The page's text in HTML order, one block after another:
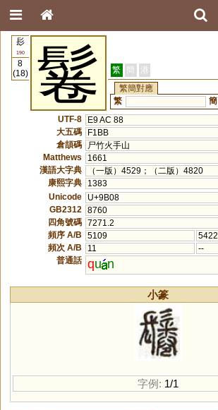
髟
190
8
(18)
鬈 繁 簡 港
繁簡對應
繁
簡
UTF-8
E9 AC 88
大五碼
F1BB
倉頡碼
尸竹火手山
Matthews
1661
漢語大字典
（一版）4529；（二版）4820
康熙字典
1383
Unicode
U+9B08
GB2312
8760
四角號碼 7271.2
頻序 A/B
5109
5422
頻次 A/B
11
--
普通話 qu n
小篆
字例: 1/1